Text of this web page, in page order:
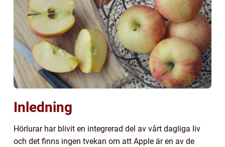
Inledning
Hörlurar har blivit en integrerad del av vårt dagliga liv
och det finns ingen tvekan om att Apple är en av de